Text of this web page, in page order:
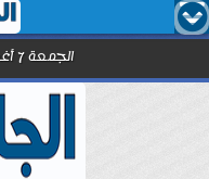

الجمعة 7 أغسطس 2026